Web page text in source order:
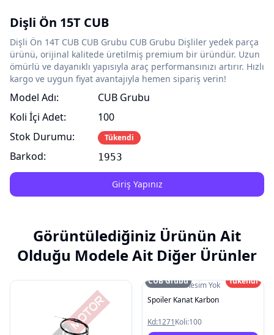
Dişli Ön 15T CUB
Dişli Ön 14T CUB CUB Grubu CUB Grubu Dişliler yedek parça
ürünü, orijinal kalitede üretilmiş premium bir üründür. Uzun
ömürlü ve dayanıklı yapısıyla araç performansınızı artırır. Hızlı
kargo ve uygun fiyat avantajıyla hemen sipariş verin!
Model Adı:
Koli İçi Adet:
Stok Durumu:
Barkod:
CUB Grubu
100
Tükendi
1953
Giriş Yapınız
Görüntülediğiniz Ürünün Ait
Olduğu Modele Ait Diğer Ürünler
Resim Yok
CUB Grubu
Tükendi
Spoiler Kanat Karbon
Kd:1271Koli:100